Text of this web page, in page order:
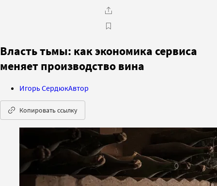
Власть тьмы: как экономика сервиса
меняет производство вина
Игорь СердюкАвтор
Копировать ссылку